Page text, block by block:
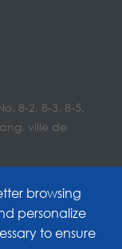
8-2, 8-3, 8-5,
ville de
browsing
personalize
to ensure